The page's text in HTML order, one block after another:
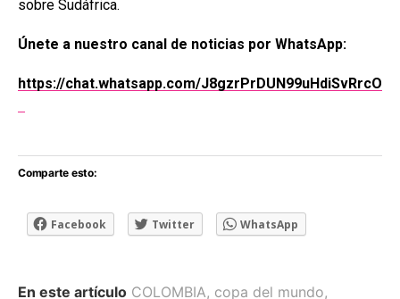
sobre Sudáfrica.
Únete a nuestro canal de noticias por WhatsApp:
https://chat.whatsapp.com/J8gzrPrDUN99uHdiSvRrcO
Comparte esto:
Facebook Twitter WhatsApp
En este artículo COLOMBIA, copa del mundo,